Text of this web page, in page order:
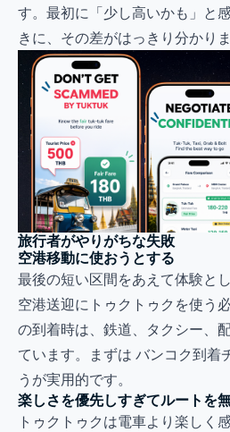
す。最初に「少し高いかも」と
きに、その差がはっきり分かりま
旅行者がやりがちな失敗
空港移動に使おうとする
最後の短い区間をあえて体験と
空港送迎にトゥクトゥクを使う
の到着時は、鉄道、タクシー、
ています。まずは バンコク到着
うが実用的です。
楽しさを優先しすぎてルートを
トゥクトゥクは電車より楽しく